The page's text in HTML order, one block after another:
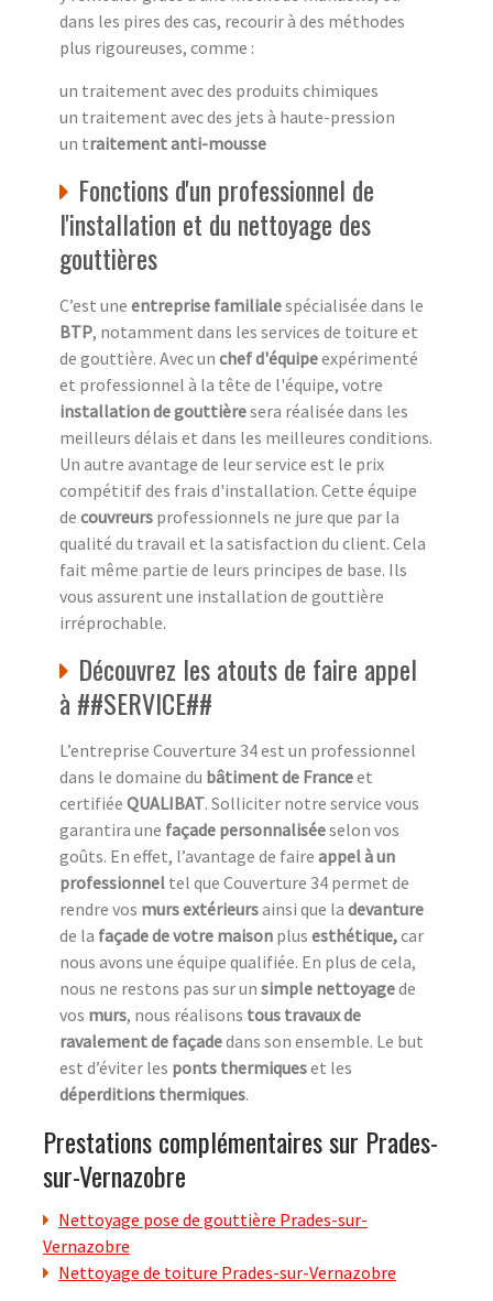
dans les pires des cas, recourir à des méthodes
plus rigoureuses, comme :
un traitement avec des produits chimiques
un traitement avec des jets à haute-pression
un traitement anti-mousse
Fonctions d'un professionnel de
l'installation et du nettoyage des
gouttières
C’est une entreprise familialespécialisée dans le
BTP, notamment dans les services de toiture et
de gouttière. Avec un chef d'équipeexpérimenté
et professionnel à la tête de l'équipe, votre
installation de gouttièresera réalisée dans les
meilleurs délais et dans les meilleures conditions.
Un autre avantage de leur service est le prix
compétitif des frais d'installation. Cette équipe
de couvreurs professionnels ne jure que par la
qualité du travail et la satisfaction du client. Cela
fait même partie de leurs principes de base. Ils
vous assurent une installation de gouttière
irréprochable.
Découvrez les atouts de faire appel
à ##SERVICE##
L’entreprise Couverture 34 est un professionnel
dans le domaine du bâtiment de Franceet
certifiée QUALIBAT. Solliciter notre service vous
garantira une façade personnaliséeselon vos
goûts. En effet, l’avantage de faire appel à un
professionnel tel que Couverture 34 permet de
rendre vos murs extérieursainsi que la devanture
de la façade de votre maison plus esthétique,car
nous avons une équipe qualifiée. En plus de cela,
nous ne restons pas sur un simple nettoyagede
vos murs, nous réalisons tous travaux de
ravalement de façadedans son ensemble. Le but
est d’éviter les ponts thermiqueset les
déperditions thermiques.
Prestations complémentaires sur Prades-
sur-Vernazobre
Nettoyage pose de gouttière Prades-sur-
Vernazobre
Nettoyage de toiture Prades-sur-Vernazobre